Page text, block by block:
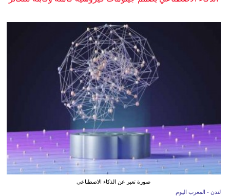
صورة تعبر عن الذكاء الاصطناعي
لندن - المغرب اليوم